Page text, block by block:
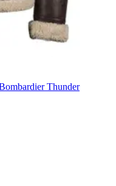
Thunder